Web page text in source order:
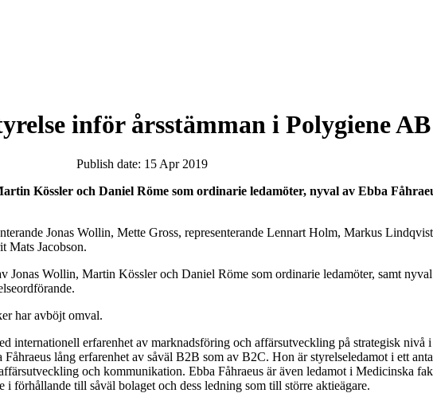
inför årsstämman i Polygiene
Publish date: 15 Apr 2019
Kössler och Daniel Röme som ordinarie ledamöter, nyval av Ebba
Jonas Wollin, Mette Gross, representerande Lennart Holm, Markus
Mats Jacobson.
Jonas Wollin, Martin Kössler och Daniel Röme som ordinarie ledamöter, samt
har avböjt omval.
internationell erfarenhet av marknadsföring och affärsutveckling på strategisk nivå
lång erfarenhet av såväl B2B som av B2C. Hon är styrelseledamot i ett
och kommunikation. Ebba Fåhraeus är även ledamot i Medicinska
förhållande till såväl bolaget och dess ledning som till större aktieägare.